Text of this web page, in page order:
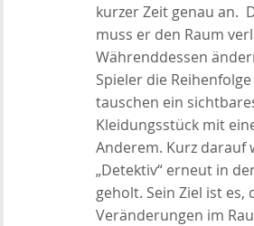
kurzer Zeit genau an.
muss er den Raum
Währenddessen
Spieler die
tauschen ein
Kleidungsstück mit
Anderem. Kurz darauf
„Detektiv“ erneut in
geholt. Sein Ziel ist es,
Veränderungen im